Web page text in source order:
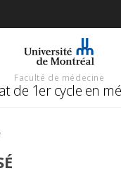
Faculté de médecine
de 1er cycle en